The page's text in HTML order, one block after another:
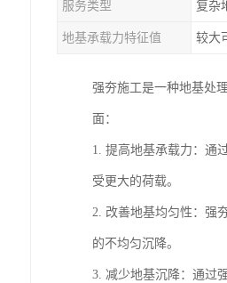
服务类型 复杂
地基承载力特征值 较大
强夯施工是一种地基处
面：
1. 提高地基承载力：通
受更大的荷载。
2. 改善地基均匀性：强
的不均匀沉降。
3. 减少地基沉降：通过